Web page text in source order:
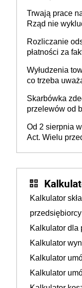
Trwają prace
Rząd nie
Rozliczanie
płatności za
Wyłudzenia
co trzeba
Skarbówka
przelewów od
darowizna, ale
Od 2 sierpnia
Act. Wielu
Kalkulator
przedsiębiorcy
Kalkulator dla
Kalkulator
Kalkulator
Kalkulator